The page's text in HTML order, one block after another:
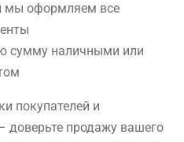
мы оформляем все
сумму наличными или
покупателей и
доверьте продажу вашего